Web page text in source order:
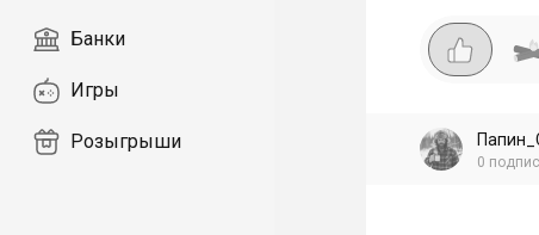
Банки
Игры
Розыгрыши
0